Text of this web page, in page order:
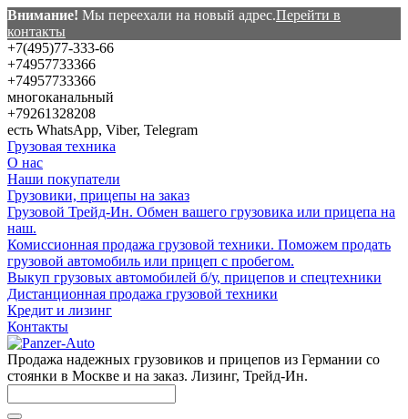
Внимание! Мы переехали на новый адрес.Перейти в
контакты
+7(495)77-333-66
+74957733366
+74957733366
многоканальный
+79261328208
есть WhatsApp, Viber, Telegram
Грузовая техника
О нас
Наши покупатели
Грузовики, прицепы на заказ
Грузовой Трейд-Ин. Обмен вашего грузовика или прицепа на
наш.
Комиссионная продажа грузовой техники. Поможем продать
грузовой автомобиль или прицеп с пробегом.
Выкуп грузовых автомобилей б/у, прицепов и спецтехники
Дистанционная продажа грузовой техники
Кредит и лизинг
Контакты
Продажа надежных грузовиков и прицепов из Германии со
стоянки в Москве и на заказ. Лизинг, Трейд-Ин.